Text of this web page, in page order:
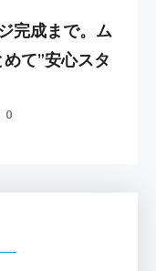
完成まで。ム
て”安心スタ
0